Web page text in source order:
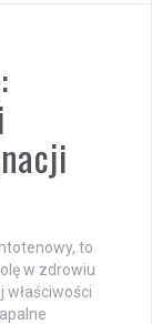
to
w zdrowiu
właściwości